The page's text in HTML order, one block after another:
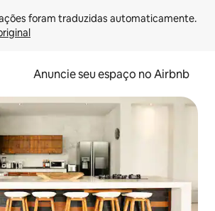
Anuncie seu espaço no Airbnb